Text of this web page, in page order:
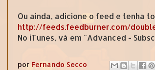
Ou ainda, adicione o feed e tenha
http://feeds.feedburner.com/
No iTunes, vá em "Advanced -
por Fernando Secco